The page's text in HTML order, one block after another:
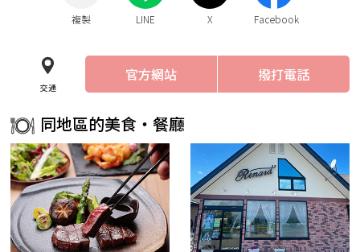
複製 LINE X Facebook
交通
官方網站 撥打電話
同地區的美食・餐廳